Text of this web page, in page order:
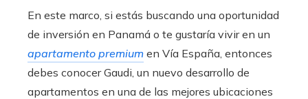
En este marco, si estás buscando una oportunidad
de inversión en Panamá o te gustaría vivir en un
apartamento premium en Vía España, entonces
debes conocer Gaudi, un nuevo desarrollo de
apartamentos en una de las mejores ubicaciones